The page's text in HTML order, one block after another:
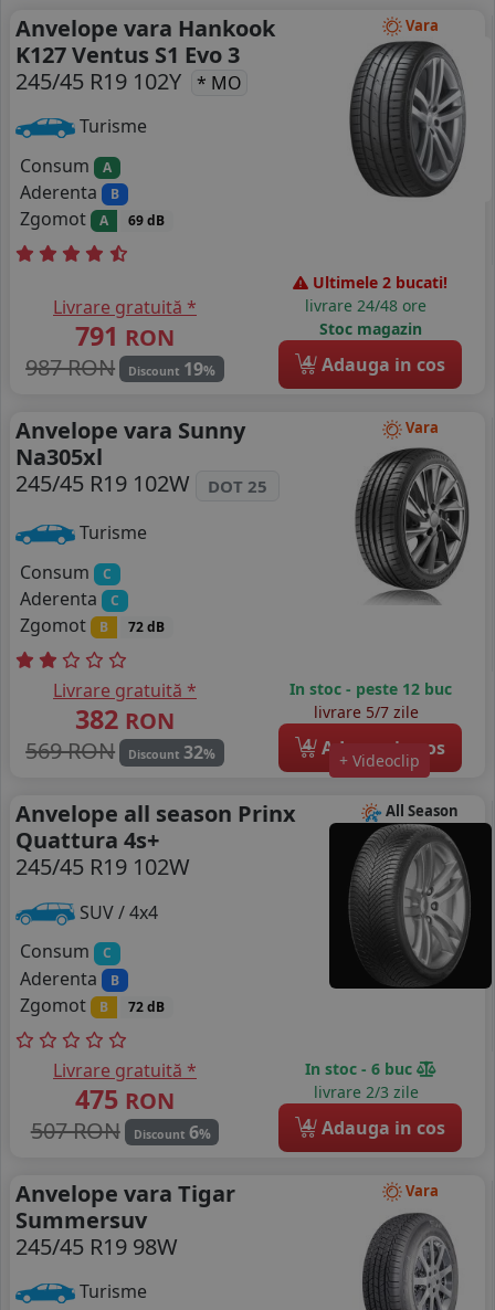
Vara
Anvelope vara Hankook
K127 Ventus S1 Evo 3
245/45 R19 102Y
* MO
Turisme
Consum
A
Aderenta B
Zgomot A 69 dB
Livrare gratuită *
791 RON
987 RON
Discount 19%
Ultimele 2 bucati!
livrare 24/48 ore
Stoc magazin
4 Adauga in cos
Vara
+ Videoclip
Anvelope vara Sunny
Na305xl
245/45 R19 102W
DOT 25
Turisme
Consum
C
Aderenta C
Zgomot B 72 dB
Livrare gratuită *
382 RON
569 RON
Discount 32%
In stoc - peste 12 buc
livrare 5/7 zile
4 Adauga in cos
All Season
Anvelope all season Prinx
Quattura 4s+
245/45 R19 102W
SUV / 4x4
Consum
C
Aderenta B
Zgomot B 72 dB
Livrare gratuită *
475 RON
507 RON
Discount 6%
In stoc - 6 buc
livrare 2/3 zile
4 Adauga in cos
Vara
Anvelope vara Tigar
Summersuv
245/45 R19 98W
Turisme